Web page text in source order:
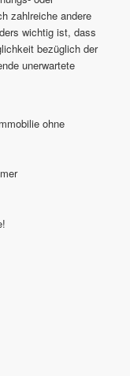
zahlreiche andere
wichtig ist, dass
bezüglich der
unerwartete
ohne